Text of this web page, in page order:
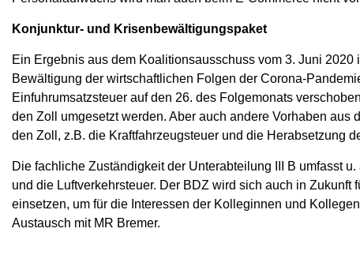
Konjunktur- und Krisenbewältigungspaket
Ein Ergebnis aus dem Koalitionsausschuss vom 3. Juni
Bewältigung der wirtschaftlichen Folgen der Corona-
Einfuhrumsatzsteuer auf den 26. des Folgemonats
den Zoll umgesetzt werden. Aber auch andere Vorhaben
den Zoll, z.B. die Kraftfahrzeugsteuer und die Herabsetzung
Die fachliche Zuständigkeit der Unterabteilung III B umfasst
und die Luftverkehrsteuer. Der BDZ wird sich auch in
einsetzen, um für die Interessen der Kolleginnen und
Austausch mit MR Bremer.